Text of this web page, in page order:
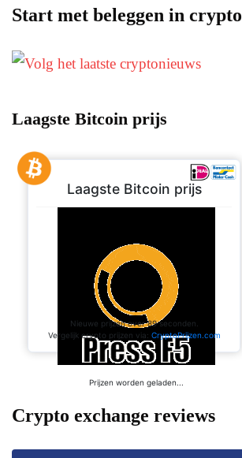
Start met beleggen in crypto
Laagste Bitcoin prijs
Crypto exchange reviews